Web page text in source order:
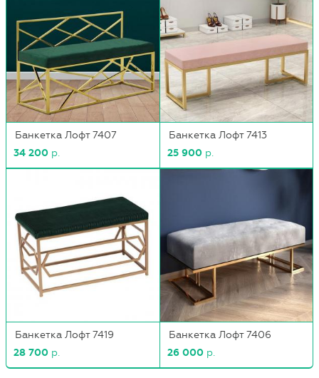
Банкетка Лофт 7407
34 200 р.
Банкетка Лофт 7413
25 900 р.
Банкетка Лофт 7419
28 700 р.
Банкетка Лофт 7406
26 000 р.